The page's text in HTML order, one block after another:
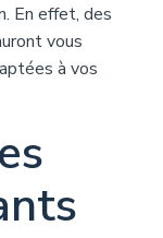
En effet, des
vous
à vos